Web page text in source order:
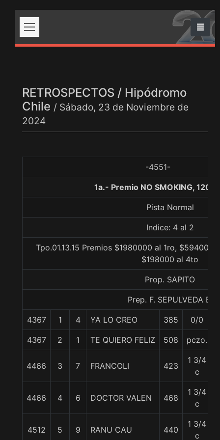
RETROSPECTOS / Hipódromo
Chile / Sábado, 23 de Noviembre de
2024
-4551-
1a.- Premio NO SMOKING, 1200
Pista Normal
Indice: 4 al 2
Tpo.01.13.15 Premios $1980000 al 1ro,
$198000 al 4to
Prop. SAPITO
Prep. F. SEPULVEDA E.
4367 1 4 YA LO CREO 385 0/0
4367 2 1 TE QUIERO FELIZ 508 pczo.
4466 3 7 FRANCOLI 423
1 3/4
c
4466 4 6 DOCTOR VALEN 468
1 3/4
c
4512 5 9 RANU CAU 440
1 3/4
c